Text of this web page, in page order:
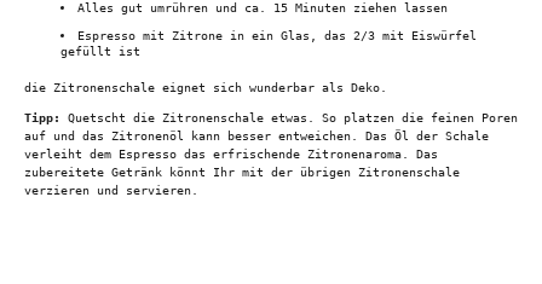
Alles gut umrühren und ca. 15 Minuten ziehen lassen
Espresso mit Zitrone in ein Glas, das 2/3 mit Eiswürfel
gefüllt ist
die Zitronenschale eignet sich wunderbar als Deko.
Tipp:
Quetscht die Zitronenschale etwas. So platzen die feinen Poren
auf und das Zitronenöl kann besser entweichen. Das Öl der Schale
verleiht dem Espresso das erfrischende Zitronenaroma. Das
zubereitete Getränk könnt Ihr mit der übrigen Zitronenschale
verzieren und servieren.